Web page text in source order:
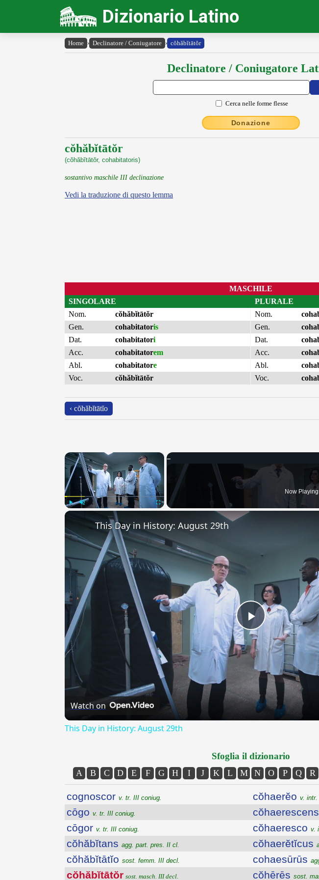
Dizionario Latino
Home › Declinatore / Coniugatore › cŏhăbĭtātŏr
Declinatore / Coniugatore
Cerca nelle forme flesse
Donazione
cŏhăbĭtātŏr
(cŏhăbĭtātŏr, cohabitatoris)
sostantivo maschile III declinazione
Vedi la traduzione di questo lemma
MASCHILE
SINGOLARE
Nom.
cŏhăbĭtātŏr
Gen.
cohabitatoris
Dat.
cohabitatori
Acc.
cohabitatorem
Abl.
cohabitatore
Voc.
cŏhăbĭtātŏr
PLURALE
Nom.
Gen.
Dat.
Acc.
Abl.
Voc.
‹ cŏhăbĭtātĭo
×
Now Playing
Play
Video
This Day in History: August 29th
Watch on
This Day in History: August 29th
Sfoglia il dizionario
A B C D E F G H I J K L M N O P Q R
cognoscor v. tr. III coniug.
cōgo v. tr. III coniug.
cōgor v. tr. III coniug.
cŏhăbĭtans agg. part. pres. II cl.
cŏhăbĭtātĭo sost. femm. III decl.
cŏhăbĭtātŏr sost. masch. III decl.
cŏhaerĕo v. intr.
cŏhaerescens
cŏhaeresco v.
cŏhaerĕtĭcus
cohaesūrūs
cŏhērēs sost.